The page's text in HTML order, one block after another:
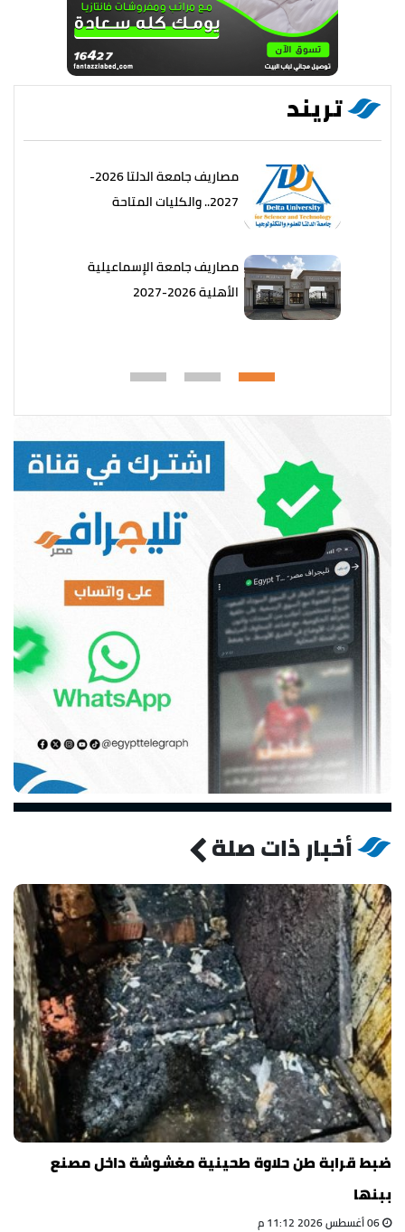
تريند
مصاريف جامعة الدلتا 2026-
2027.. والكليات المتاحة
مصاريف جامعة الإسماعيلية
الأهلية 2026-2027
أخبار ذات صلة
ضبط قرابة طن حلاوة طحينية مغشوشة داخل مصنع
ببنها